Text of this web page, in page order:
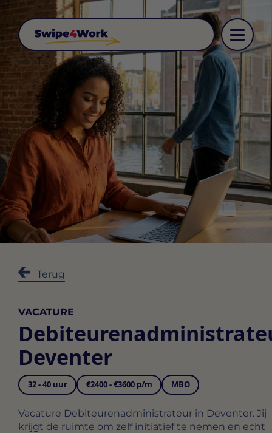
Terug
VACATURE
Deventer
32 - 40 uur €2400 - €3600 p/m MBO
Vacature Debiteurenadministrateur in Deventer. Jij
krijgt de ruimte om zelf initiatief te nemen en echt